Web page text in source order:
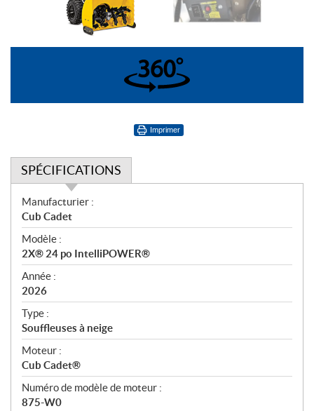
360°
Imprimer
SPÉCIFICATIONS
S
p
é
c
i
f
i
c
a
t
i
o
n
s
Manufacturier :
Cub Cadet
Modèle :
2X® 24 po IntelliPOWER®
Année :
2026
Type :
Souffleuses à neige
Moteur :
Cub Cadet®
Numéro de modèle de moteur :
875-W0